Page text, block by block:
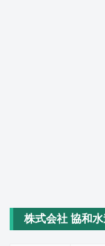
株式会社 協和